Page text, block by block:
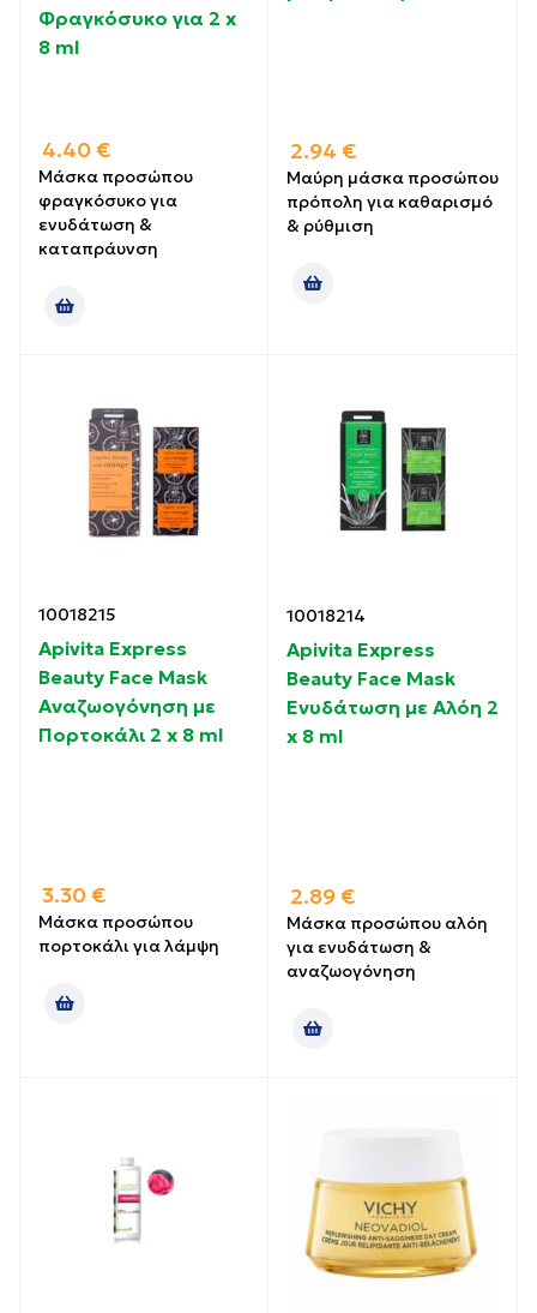
Φραγκόσυκο για 2 x
8 ml
4.40 €
Μάσκα προσώπου
φραγκόσυκο για
ενυδάτωση &
καταπράυνση
2.94 €
Μαύρη μάσκα προσώπου
πρόπολη για καθαρισμό
& ρύθμιση
10018215
Apivita Express
Beauty Face Mask
Αναζωογόνηση με
Πορτοκάλι 2 x 8 ml
3.30 €
Μάσκα προσώπου
πορτοκάλι για λάμψη
10018214
Apivita Express
Beauty Face Mask
Ενυδάτωση με Αλόη 2
x 8 ml
2.89 €
Μάσκα προσώπου αλόη
για ενυδάτωση &
αναζωογόνηση